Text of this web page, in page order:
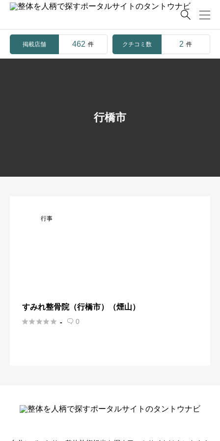

掲載店舗 462 件 クチコミ数 2 件
行橋市
行事
すみれ整骨院（行橋市）（煙山）
 -  0